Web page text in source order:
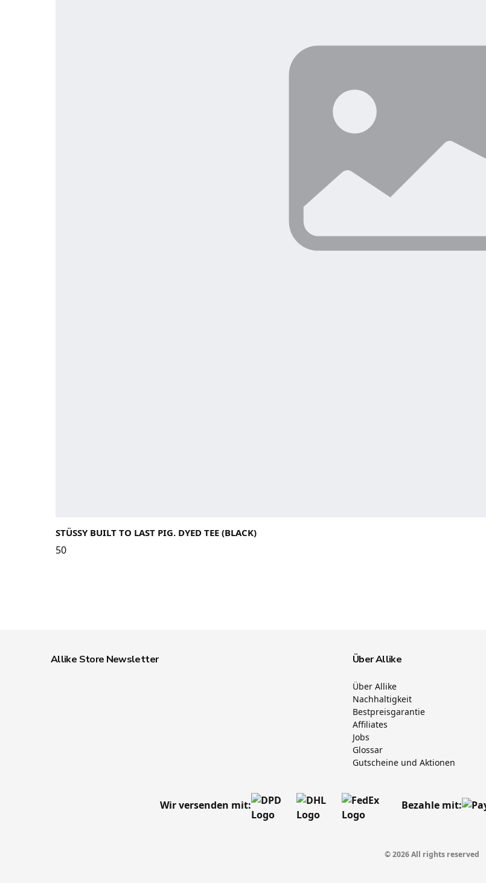
STÜSSY BUILT TO LAST PIG. DYED TEE (BLACK)
50
Allike Store Newsletter Über Allike
Über Allike
Nachhaltigkeit
Bestpreisgarantie
Affiliates
Jobs
Glossar
Gutscheine und Aktionen
Wir versenden mit: Bezahle mit:
© 2026 All rights reserved